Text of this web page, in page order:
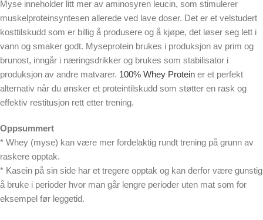
Myse inneholder litt mer av aminosyren leucin, som stimulerer
muskelproteinsyntesen allerede ved lave doser. Det er et velstudert
kosttilskudd som er billig å produsere og å kjøpe, det løser seg lett i
vann og smaker godt. Myseprotein brukes i produksjon av prim og
brunost, inngår i næringsdrikker og brukes som stabilisator i
produksjon av andre matvarer. 100% Whey Protein er et perfekt
alternativ når du ønsker et proteintilskudd som støtter en rask og
effektiv restitusjon rett etter trening.
Oppsummert
* Whey (myse) kan være mer fordelaktig rundt trening på grunn av
raskere opptak.
* Kasein på sin side har et tregere opptak og kan derfor være gunstig
å bruke i perioder hvor man går lengre perioder uten mat som for
eksempel før leggetid.